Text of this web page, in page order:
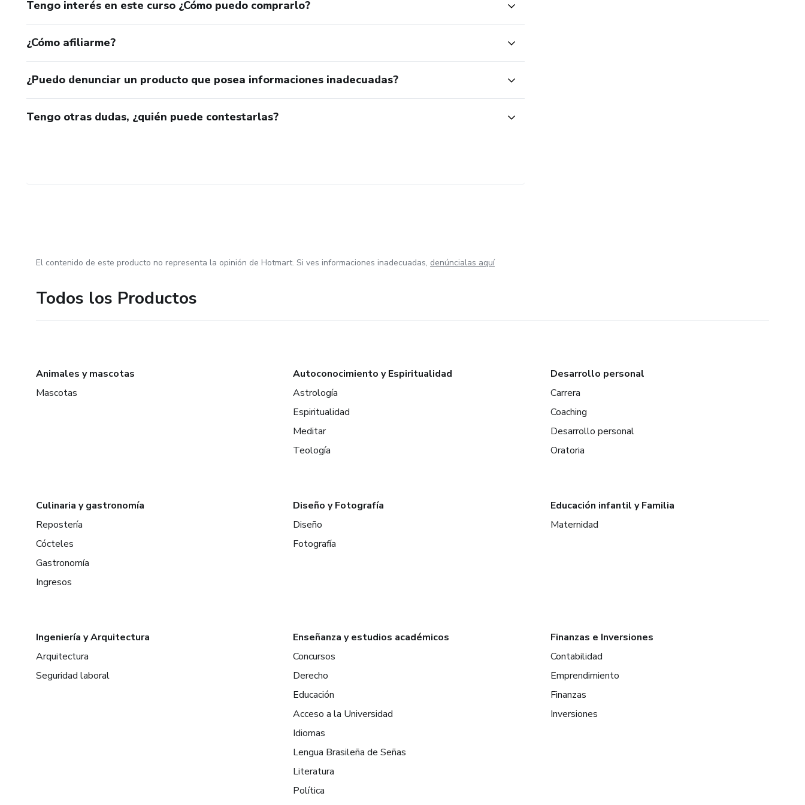
Tengo interés en este curso ¿Cómo puedo comprarlo?
¿Cómo afiliarme?
¿Puedo denunciar un producto que posea informaciones inadecuadas?
Tengo otras dudas, ¿quién puede contestarlas?
El contenido de este producto no representa la opinión de Hotmart. Si ves informaciones inadecuadas, denúncialas aquí
Todos los Productos
Animales y mascotas
Mascotas
Autoconocimiento y Espiritualidad
Astrología
Espiritualidad
Meditar
Teología
Desarrollo personal
Carrera
Coaching
Desarrollo personal
Oratoria
Culinaria y gastronomía
Repostería
Cócteles
Gastronomía
Ingresos
Diseño y Fotografía
Diseño
Fotografía
Educación infantil y Familia
Maternidad
Ingeniería y Arquitectura
Arquitectura
Seguridad laboral
Enseñanza y estudios académicos
Concursos
Derecho
Educación
Acceso a la Universidad
Idiomas
Lengua Brasileña de Señas
Literatura
Política
Finanzas e Inversiones
Contabilidad
Emprendimiento
Finanzas
Inversiones